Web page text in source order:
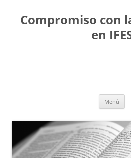
Compromiso con
en
Menú